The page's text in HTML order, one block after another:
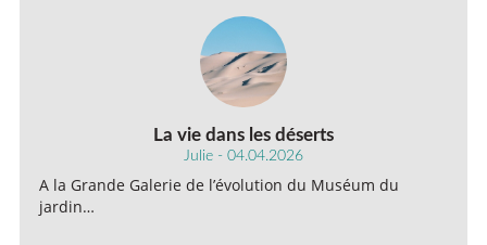
La vie dans les déserts
Julie - 04.04.2026
A la Grande Galerie de l’évolution du Muséum du
jardin…